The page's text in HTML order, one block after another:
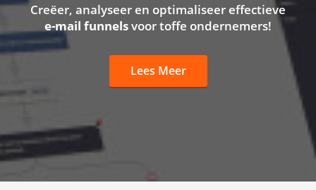
Creëer, analyseer en optimaliseer effectieve
e-mail funnelsvoor toffe ondernemers!
Lees Meer